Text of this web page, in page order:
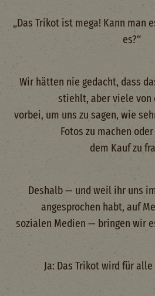
„Das Trikot ist mega! Kann man
es?“
Wir hätten nie gedacht, dass
stiehlt, aber viele von
vorbei, um uns zu sagen, wie
Fotos zu machen
dem Kauf zu
Deshalb — und weil ihr uns
angesprochen habt, auf
sozialen Medien — bringen wir
Ja: Das Trikot wird für